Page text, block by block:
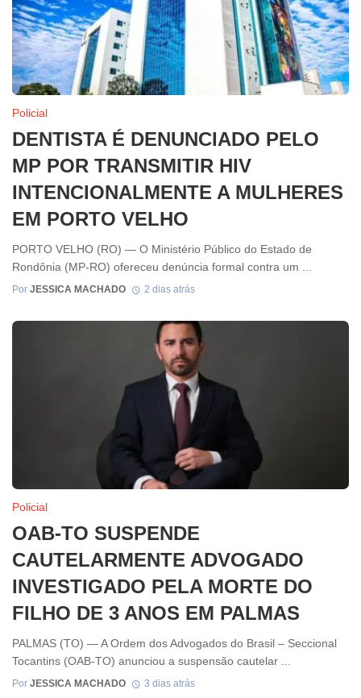
Policial
DENTISTA É DENUNCIADO PELO
MP POR TRANSMITIR HIV
INTENCIONALMENTE A MULHERES
EM PORTO VELHO
PORTO VELHO (RO) — O Ministério Público do Estado de
Rondônia (MP-RO) ofereceu denúncia formal contra um ...
Por JESSICA MACHADO 2 dias atrás
Policial
OAB-TO SUSPENDE
CAUTELARMENTE ADVOGADO
INVESTIGADO PELA MORTE DO
FILHO DE 3 ANOS EM PALMAS
PALMAS (TO) — A Ordem dos Advogados do Brasil – Seccional
Tocantins (OAB-TO) anunciou a suspensão cautelar ...
Por JESSICA MACHADO 3 dias atrás